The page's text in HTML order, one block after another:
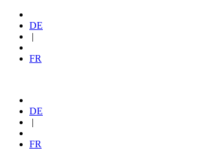
DE
|
FR
DE
|
FR